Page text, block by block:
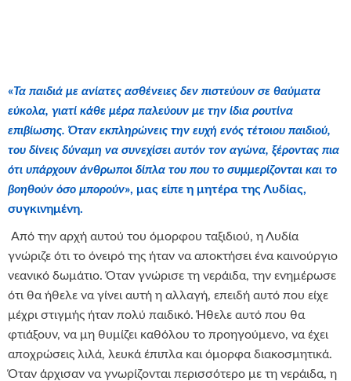
«Τα παιδιά με ανίατες ασθένειες δεν πιστεύουν σε θαύματα
εύκολα, γιατί κάθε μέρα παλεύουν με την ίδια ρουτίνα
επιβίωσης. Όταν εκπληρώνεις την ευχή ενός τέτοιου παιδιού,
του δίνεις δύναμη να συνεχίσει αυτόν τον αγώνα, ξέροντας πια
ότι υπάρχουν άνθρωποι δίπλα του που το συμμερίζονται και το
βοηθούν όσο μπορούν», μας είπε η μητέρα της Λυδίας,
συγκινημένη.
Από την αρχή αυτού του όμορφου ταξιδιού, η Λυδία
γνώριζε ότι το όνειρό της ήταν να αποκτήσει ένα καινούργιο
νεανικό δωμάτιο. Όταν γνώρισε τη νεράιδα, την ενημέρωσε
ότι θα ήθελε να γίνει αυτή η αλλαγή, επειδή αυτό που είχε
μέχρι στιγμής ήταν πολύ παιδικό. Ήθελε αυτό που θα
φτιάξουν, να μη θυμίζει καθόλου το προηγούμενο, να έχει
αποχρώσεις λιλά, λευκά έπιπλα και όμορφα διακοσμητικά.
Όταν άρχισαν να γνωρίζονται περισσότερο με τη νεράιδα, η